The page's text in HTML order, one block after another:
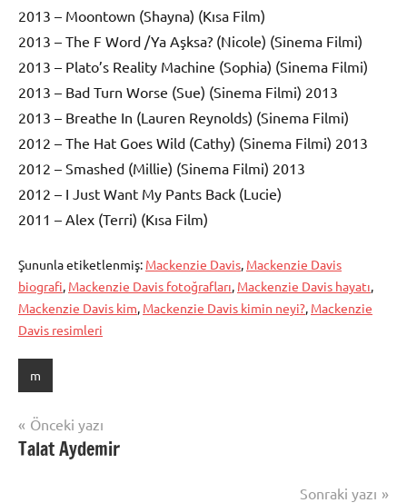
2013 – Moontown (Shayna) (Kısa Film)
2013 – The F Word /Ya Aşksa? (Nicole) (Sinema Filmi)
2013 – Plato’s Reality Machine (Sophia) (Sinema Filmi)
2013 – Bad Turn Worse (Sue) (Sinema Filmi) 2013
2013 – Breathe In (Lauren Reynolds) (Sinema Filmi)
2012 – The Hat Goes Wild (Cathy) (Sinema Filmi) 2013
2012 – Smashed (Millie) (Sinema Filmi) 2013
2012 – I Just Want My Pants Back (Lucie)
2011 – Alex (Terri) (Kısa Film)
Şununla etiketlenmiş: Mackenzie Davis, Mackenzie Davis
biografi, Mackenzie Davis fotoğrafları, Mackenzie Davis hayatı,
Mackenzie Davis kim, Mackenzie Davis kimin neyi?, Mackenzie
Davis resimleri
m
Yazı
gezinmesi
Önceki yazı
Talat Aydemir
Sonraki yazı